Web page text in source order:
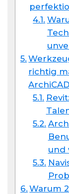
richtig
und
Warum